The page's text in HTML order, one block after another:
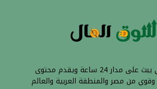
موقع إخباري يبث على مدار 24 ساعة ويقدم محتوى
وقوي من مصر والمنطقة العربية والعالم